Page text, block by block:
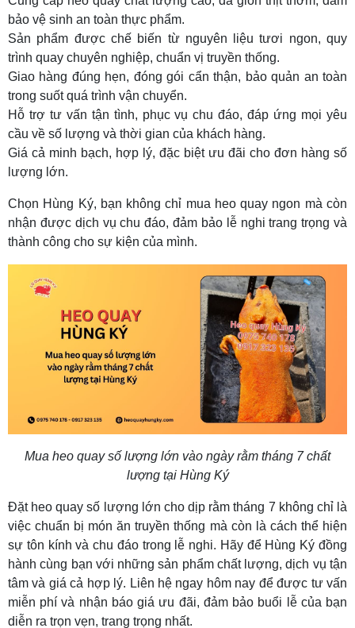
bảo vệ sinh an toàn thực phẩm.
Sản phẩm được chế biến từ nguyên liệu tươi ngon, quy
trình quay chuyên nghiệp, chuẩn vị truyền thống.
Giao hàng đúng hẹn, đóng gói cẩn thận, bảo quản an toàn
trong suốt quá trình vận chuyển.
Hỗ trợ tư vấn tận tình, phục vụ chu đáo, đáp ứng mọi yêu
cầu về số lượng và thời gian của khách hàng.
Giá cả minh bạch, hợp lý, đặc biệt ưu đãi cho đơn hàng số
lượng lớn.
Chọn Hùng Ký, bạn không chỉ mua heo quay ngon mà còn
nhận được dịch vụ chu đáo, đảm bảo lễ nghi trang trọng và
thành công cho sự kiện của mình.
Mua heo quay số lượng lớn vào ngày rằm tháng 7 chất
lượng tại Hùng Ký
Đặt heo quay số lượng lớn cho dịp rằm tháng 7 không chỉ là
việc chuẩn bị món ăn truyền thống mà còn là cách thể hiện
sự tôn kính và chu đáo trong lễ nghi. Hãy để Hùng Ký đồng
hành cùng bạn với những sản phẩm chất lượng, dịch vụ tận
tâm và giá cả hợp lý. Liên hệ ngay hôm nay để được tư vấn
miễn phí và nhận báo giá ưu đãi, đảm bảo buổi lễ của bạn
diễn ra trọn vẹn, trang trọng nhất.